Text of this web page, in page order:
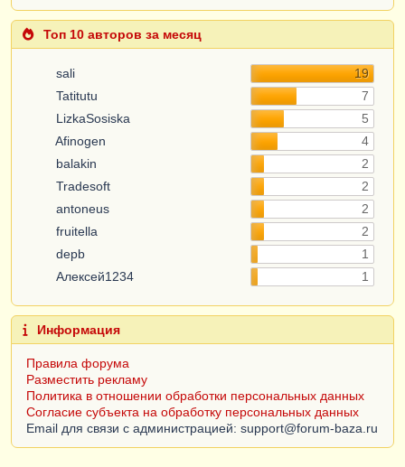
Топ 10 авторов за месяц
sali
19
Tatitutu
7
LizkaSosiska
5
Afinogen
4
balakin
2
Tradesoft
2
antoneus
2
fruitella
2
depb
1
Алексей1234
1
Информация
Правила форума
Разместить рекламу
Политика в отношении обработки персональных данных
Согласие субъекта на обработку персональных данных
Email для связи с администрацией: